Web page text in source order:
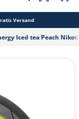
Versand
Iced tea Peach